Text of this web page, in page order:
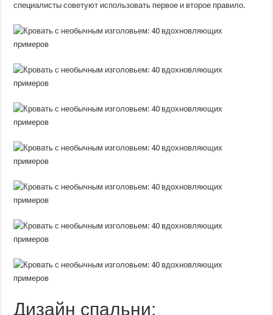
специалисты советуют использовать первое и второе правило.
Дизайн спальни: